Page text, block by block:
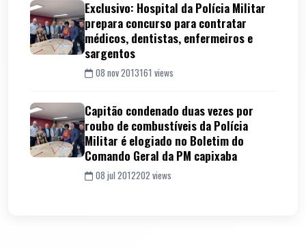
Exclusivo: Hospital da Polícia Militar
prepara concurso para contratar
médicos, dentistas, enfermeiros e
sargentos
08 nov 2013161 views
Capitão condenado duas vezes por
roubo de combustíveis da Polícia
Militar é elogiado no Boletim do
Comando Geral da PM capixaba
08 jul 2012202 views